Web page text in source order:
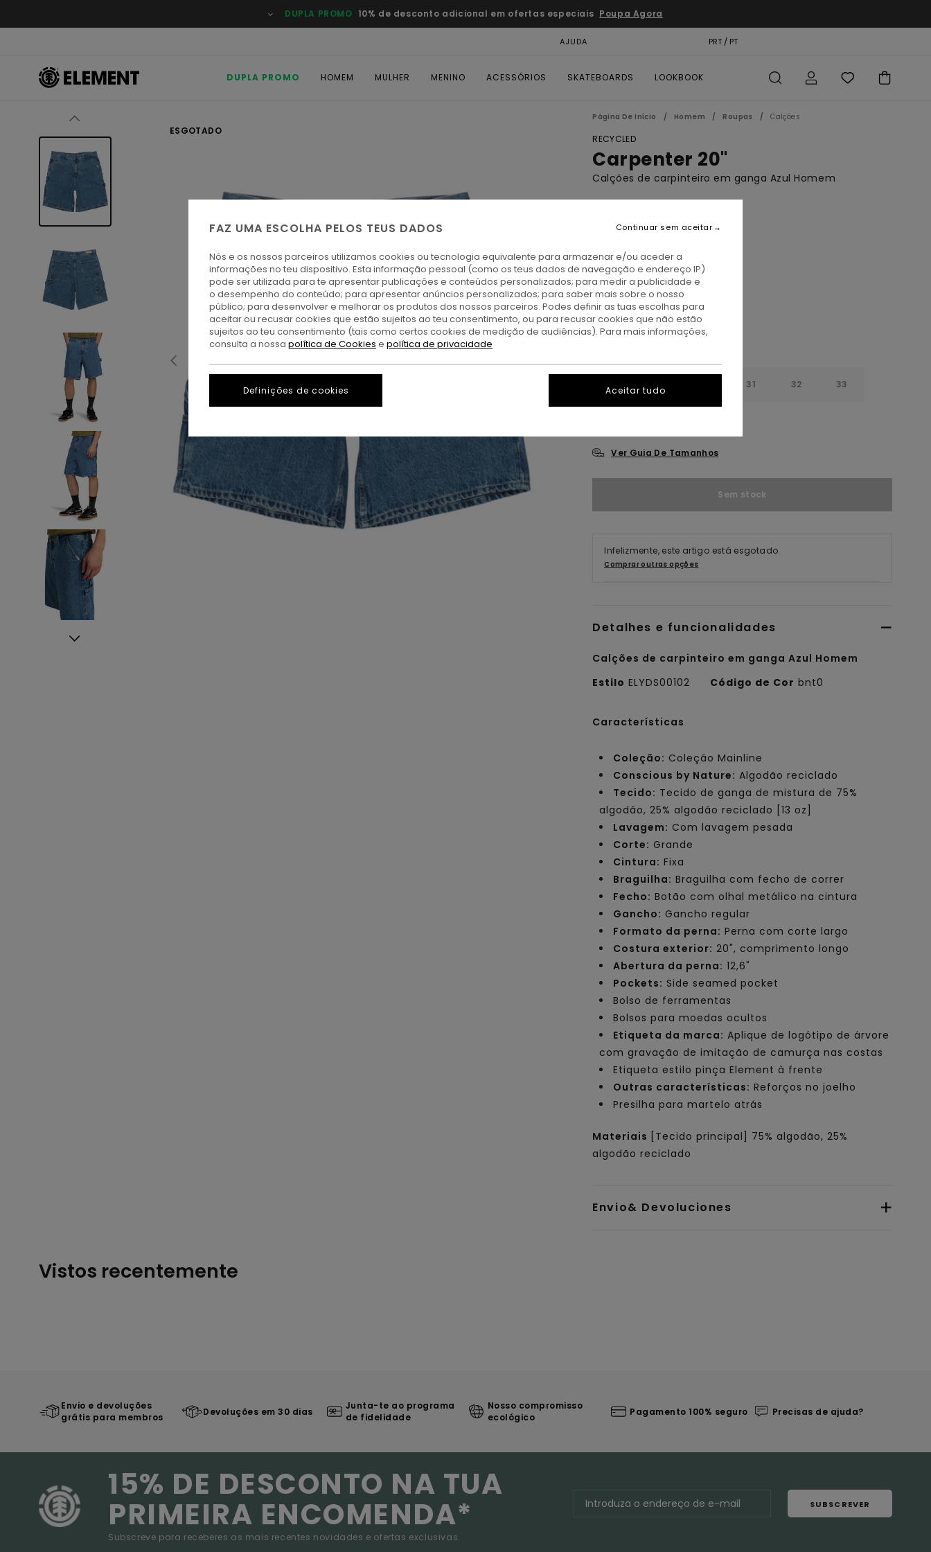
a
DUPLA PROMO 10% de desconto adicional em ofertas especiais Poupa Agora
AJUDA PRT / PT
DUPLA PROMO HOMEM MULHER MENINO ACESSÓRIOS SKATEBOARDS LOOKBOOK
ESGOTADO
Página De Início Homem Roupas Calções
RECYCLED
Carpenter 20"
Calções de carpinteiro em ganga Azul Homem
DUPLA PROMO 10% EXTRA
CorMid Used
31 32 33
Ver Guia De Tamanhos
Sem stock
Infelizmente, este artigo está esgotado.
Comprar outras opções
Detalhes e funcionalidades
Calções de carpinteiro em ganga Azul Homem
Estilo ELYDS00102 Código de Cor bnt0
Características
Coleção: Coleção Mainline
Conscious by Nature: Algodão reciclado
Tecido: Tecido de ganga de mistura de 75%
algodão, 25% algodão reciclado [13 oz]
Lavagem: Com lavagem pesada
Corte: Grande
Cintura: Fixa
Braguilha: Braguilha com fecho de correr
Fecho: Botão com olhal metálico na cintura
Gancho: Gancho regular
Formato da perna: Perna com corte largo
Costura exterior: 20", comprimento longo
Abertura da perna: 12,6"
Pockets: Side seamed pocket
Bolso de ferramentas
Bolsos para moedas ocultos
Etiqueta da marca: Aplique de logótipo de árvore
com gravação de imitação de camurça nas costas
Etiqueta estilo pinça Element à frente
Outras características: Reforços no joelho
Presilha para martelo atrás
Materiais
[Tecido principal] 75% algodão, 25%
algodão reciclado
Envio& Devoluciones
Vistos recentemente
Envio e devoluções
grátis para membros
Devoluções em 30 dias
Junta-te ao programa
de fidelidade
Nosso compromisso
ecológico
Pagamento 100% seguro Precisas de ajuda?
15% DE DESCONTO NA TUA
PRIMEIRA ENCOMENDA*
Subscreve para receberes as mais recentes novidades e ofertas exclusivas.
SUBSCREVER
FAZ UMA ESCOLHA PELOS TEUS DADOS
Nós e os nossos parceiros utilizamos cookies ou tecnologia equivalente para armazenar e/ou aceder a
informações no teu dispositivo. Esta informação pessoal (como os teus dados de navegação e endereço IP)
pode ser utilizada para te apresentar publicações e conteúdos personalizados; para medir a publicidade e
o desempenho do conteúdo; para apresentar anúncios personalizados; para saber mais sobre o nosso
público; para desenvolver e melhorar os produtos dos nossos parceiros. Podes definir as tuas escolhas para
aceitar ou recusar cookies que estão sujeitos ao teu consentimento, ou para recusar cookies que não estão
sujeitos ao teu consentimento (tais como certos cookies de medição de audiências). Para mais informações,
consulta a nossa política de Cookies e política de privacidade
Definições de cookies
Continuar sem aceitar
Aceitar tudo